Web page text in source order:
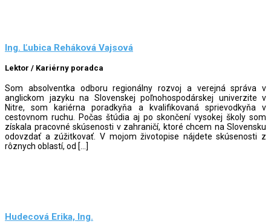
Ing. Ľubica Reháková Vajsová
Lektor / Kariérny poradca
Som absolventka odboru regionálny rozvoj a verejná správa v
anglickom jazyku na Slovenskej poľnohospodárskej univerzite v
Nitre, som kariérna poradkyňa a kvalifikovaná sprievodkyňa v
cestovnom ruchu. Počas štúdia aj po skončení vysokej školy som
získala pracovné skúsenosti v zahraničí, ktoré chcem na Slovensku
odovzdať a zúžitkovať. V mojom životopise nájdete skúsenosti z
rôznych oblastí, od […]
Hudecová Erika, Ing.